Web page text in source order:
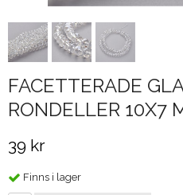
FACETTERADE
RONDELLER 10X7
39 kr
Finns i lager